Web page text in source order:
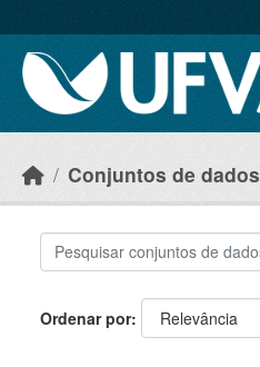
Conjuntos de dados
Ordenar por